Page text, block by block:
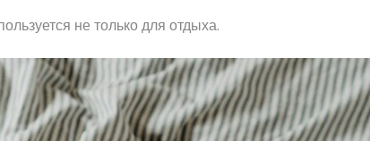
не только для отдыха.